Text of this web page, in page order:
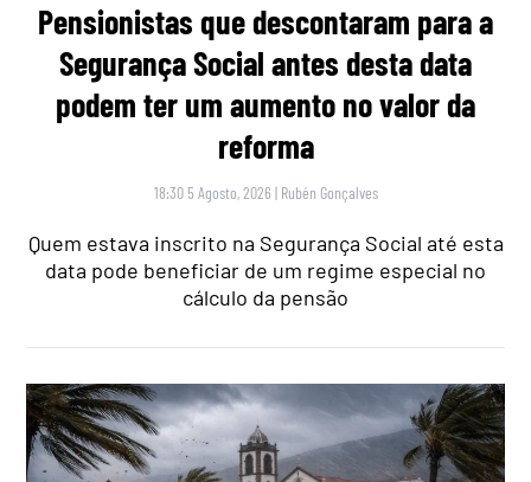
Pensionistas que descontaram para a
Segurança Social antes desta data
podem ter um aumento no valor da
reforma
18:30 5 Agosto, 2026 | Rubén Gonçalves
Quem estava inscrito na Segurança Social até esta
data pode beneficiar de um regime especial no
cálculo da pensão